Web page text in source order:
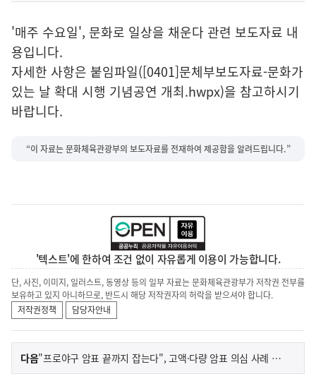
'매주 수요일', 문화로 일상을 채운다 관련 보도자료 내
용입니다.
자세한 사항은 붙임파일([0401]문체부보도자료-문화가
있는 날 확대 시행 기념공연 개최.hwpx)을 참고하시기
바랍니다.
“이 자료는 문화체육관광부의 보도자료를 전재하여 제공함을 알려드립니다.”
'텍스트'에 한하여 조건 없이 자유롭게 이용이 가능합니다.
단, 사진, 이미지, 일러스트, 동영상 등의 일부 자료는 문화체육관광부가 저작권 전부를
보유하고 있지 아니하므로, 반드시 해당 저작권자의 허락을 받으셔야 합니다.
저작권정책
담당자안내
이
전
다음기
"프로야구 암표 끝까지 잡는다", 고액·다량 암표 의심 사례 186개의 게시글 경찰 수사 의뢰